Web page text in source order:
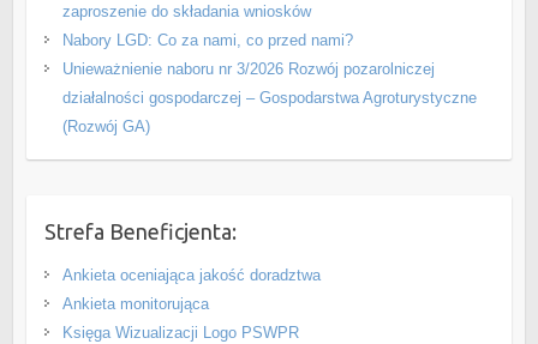
zaproszenie do składania wniosków
Nabory LGD: Co za nami, co przed nami?
Unieważnienie naboru nr 3/2026 Rozwój pozarolniczej
działalności gospodarczej – Gospodarstwa Agroturystyczne
(Rozwój GA)
Strefa Beneficjenta:
Ankieta oceniająca jakość doradztwa
Ankieta monitorująca
Księga Wizualizacji Logo PSWPR